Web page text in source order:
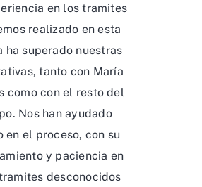
en los tramites
realizado en esta
ha superado nuestras
tanto con María
como con el resto del
Nos han ayudado
en el proceso, con su
y paciencia en
desconocidos